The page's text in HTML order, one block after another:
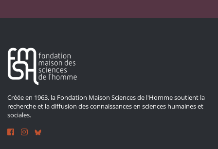
Créée en 1963, la Fondation Maison Sciences de l'Homme soutient la
recherche et la diffusion des connaissances en sciences humaines et
sociales.